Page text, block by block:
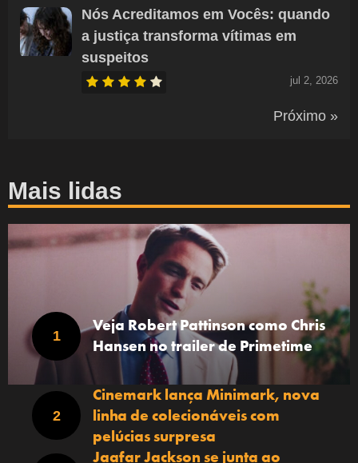
Nós Acreditamos em Vocês: quando
a justiça transforma vítimas em
suspeitos
jul 2, 2026
Próximo »
Mais lidas
Veja Robert Pattinson como Chris
Hansen no trailer de Primetime
Cinemark lança Minimark, nova
linha de colecionáveis com
pelúcias surpresa
Jaafar Jackson se junta ao